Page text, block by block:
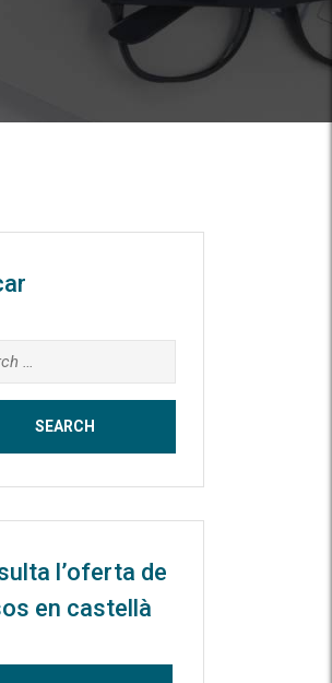
l’oferta de
en castellà